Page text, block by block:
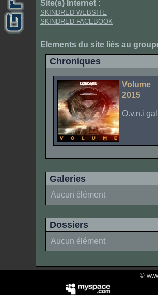
Site(s) Internet :
SKINDRED WEBSITE
SKINDRED FACEBOOK
Elements du site liés au
Chroniques
Volume
2015
O.v.n.i
Galeries
Aucun élément
Dossiers
Aucun élément
©